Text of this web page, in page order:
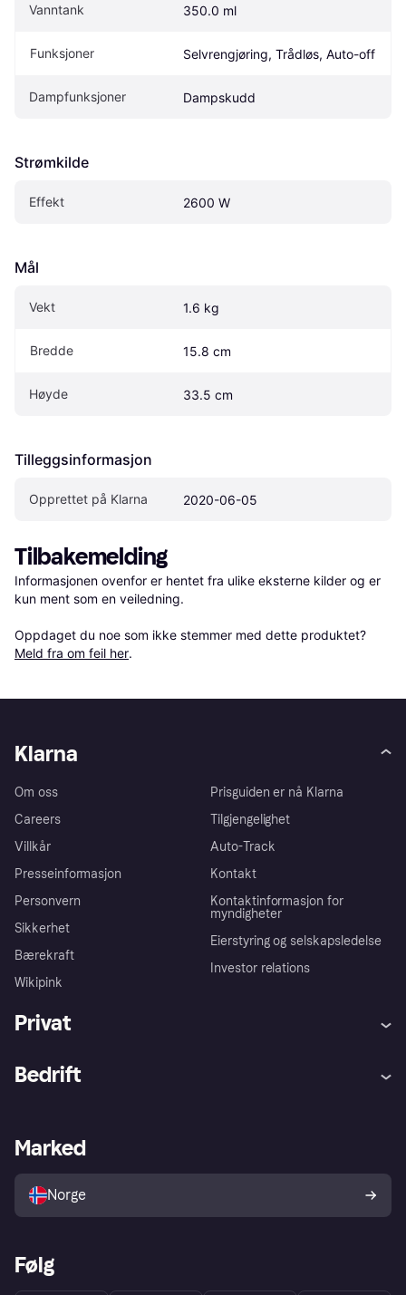
Vanntank 350.0 ml
Funksjoner Selvrengjøring, Trådløs, Auto-off
Dampfunksjoner Dampskudd
Strømkilde
Effekt 2600 W
Mål
Vekt 1.6 kg
Bredde 15.8 cm
Høyde 33.5 cm
Tilleggsinformasjon
Opprettet på Klarna 2020-06-05
Tilbakemelding
Informasjonen ovenfor er hentet fra ulike eksterne kilder og er
kun ment som en veiledning.
Oppdaget du noe som ikke stemmer med dette produktet?
Meld fra om feil her.
Klarna
Om oss
Careers
Villkår
Presseinformasjon
Personvern
Sikkerhet
Bærekraft
Wikipink
Prisguiden er nå Klarna
Tilgjengelighet
Auto-Track
Kontakt
Kontaktinformasjon for
myndigheter
Eierstyring og selskapsledelse
Investor relations
Privat
Utforsk butikker
Bedrift
Merchant portal
Marked
Norge
Følg